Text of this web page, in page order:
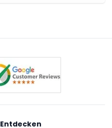
Entdecken